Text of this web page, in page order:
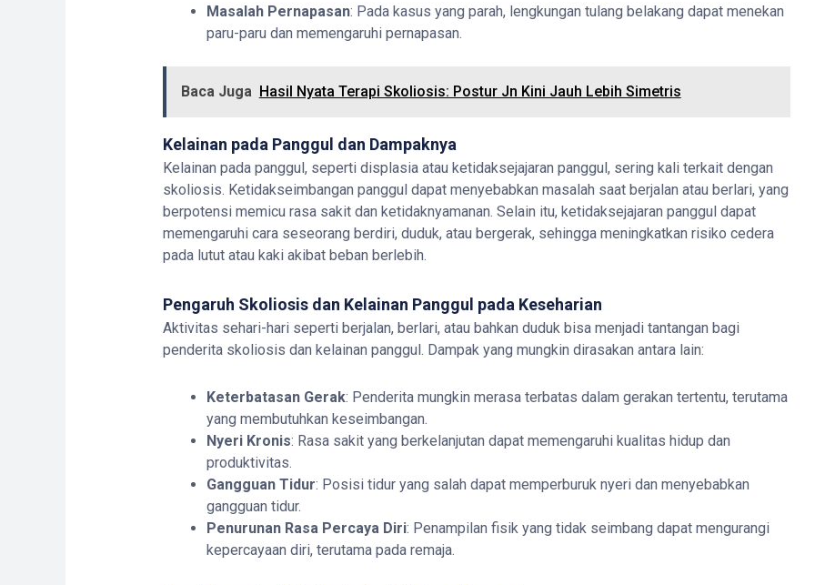
Masalah Pernapasan: Pada kasus yang parah, lengkungan tulang belakang dapat menekan
paru-paru dan memengaruhi pernapasan.
Baca Juga Hasil Nyata Terapi Skoliosis: Postur Jn Kini Jauh Lebih Simetris
Kelainan pada Panggul dan Dampaknya
Kelainan pada panggul, seperti displasia atau ketidaksejajaran panggul, sering kali terkait dengan
skoliosis. Ketidakseimbangan panggul dapat menyebabkan masalah saat berjalan atau berlari, yang
berpotensi memicu rasa sakit dan ketidaknyamanan. Selain itu, ketidaksejajaran panggul dapat
memengaruhi cara seseorang berdiri, duduk, atau bergerak, sehingga meningkatkan risiko cedera
pada lutut atau kaki akibat beban berlebih.
Pengaruh Skoliosis dan Kelainan Panggul pada Keseharian
Aktivitas sehari-hari seperti berjalan, berlari, atau bahkan duduk bisa menjadi tantangan bagi
penderita skoliosis dan kelainan panggul. Dampak yang mungkin dirasakan antara lain:
Keterbatasan Gerak: Penderita mungkin merasa terbatas dalam gerakan tertentu, terutama
yang membutuhkan keseimbangan.
Nyeri Kronis: Rasa sakit yang berkelanjutan dapat memengaruhi kualitas hidup dan
produktivitas.
Gangguan Tidur: Posisi tidur yang salah dapat memperburuk nyeri dan menyebabkan
gangguan tidur.
Penurunan Rasa Percaya Diri: Penampilan fisik yang tidak seimbang dapat mengurangi
kepercayaan diri, terutama pada remaja.